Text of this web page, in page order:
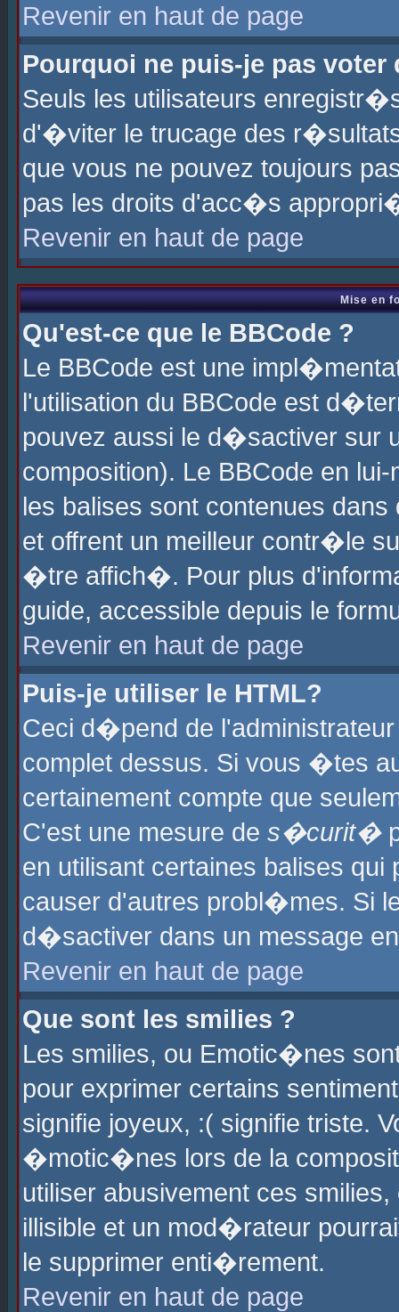
Revenir en haut de page
Pourquoi ne puis-je pas voter
Seuls les utilisateurs
d'�viter le trucage des
que vous ne pouvez toujours
pas les droits d'acc�s
Revenir en haut de page
Mise en
Qu'est-ce que le BBCode ?
Le BBCode est une
l'utilisation du BBCode est
pouvez aussi le d�sactiver sur
composition). Le BBCode en
les balises sont contenues
et offrent un meilleur contr�le
�tre affich�. Pour plus
guide, accessible depuis le
Revenir en haut de page
Puis-je utiliser le HTML?
Ceci d�pend de
complet dessus. Si vous �tes
certainement compte que
C'est une mesure de s�curit�
en utilisant certaines balises
causer d'autres probl�mes. Si
d�sactiver dans un message
Revenir en haut de page
Que sont les smilies ?
Les smilies, ou Emotic�nes
pour exprimer certains
signifie joyeux, :( signifie triste.
�motic�nes lors de la
utiliser abusivement ces
illisible et un mod�rateur
le supprimer enti�rement.
Revenir en haut de page